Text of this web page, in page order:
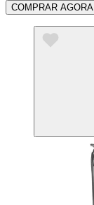
COMPRAR AGORA